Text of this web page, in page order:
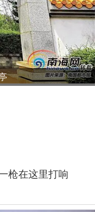
枪在这里打响